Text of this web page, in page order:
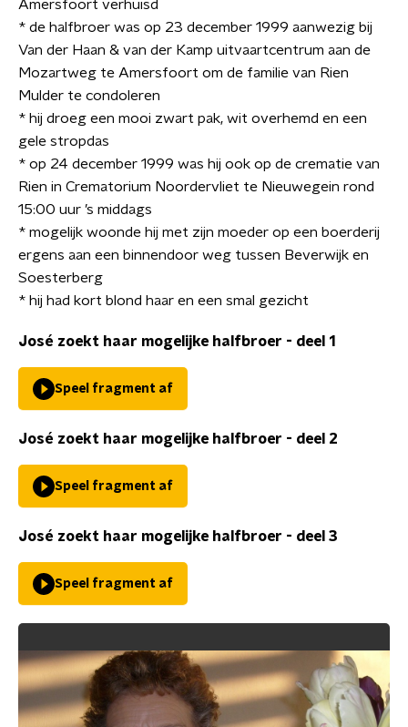
Amersfoort verhuisd
* de halfbroer was op 23 december 1999 aanwezig bij
Van der Haan & van der Kamp uitvaartcentrum aan de
Mozartweg te Amersfoort om de familie van Rien
Mulder te condoleren
* hij droeg een mooi zwart pak, wit overhemd en een
gele stropdas
* op 24 december 1999 was hij ook op de crematie van
Rien in Crematorium Noordervliet te Nieuwegein rond
15:00 uur ’s middags
* mogelijk woonde hij met zijn moeder op een boerderij
ergens aan een binnendoor weg tussen Beverwijk en
Soesterberg
* hij had kort blond haar en een smal gezicht
José zoekt haar mogelijke halfbroer - deel 1
Speel fragment af
José zoekt haar mogelijke halfbroer - deel 2
Speel fragment af
José zoekt haar mogelijke halfbroer - deel 3
Speel fragment af